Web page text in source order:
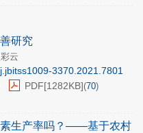
研究
云
3370.2021.7801
PDF[1282KB](70)
素生产率吗？——基于农村